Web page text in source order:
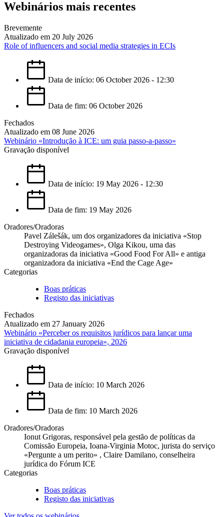
Webinários mais recentes
Brevemente
Atualizado em 20 July 2026
Role of influencers and social media strategies in ECIs
Data de início: 06 October 2026 - 12:30
Data de fim: 06 October 2026
Fechados
Atualizado em 08 June 2026
Webinário «Introdução à ICE: um guia passo-a-passo»
Gravação disponível
Data de início: 19 May 2026 - 12:30
Data de fim: 19 May 2026
Oradores/Oradoras
Pavel Zálešák, um dos organizadores da iniciativa «Stop
Destroying Videogames», Olga Kikou, uma das
organizadoras da iniciativa «Good Food For All» e antiga
organizadora da iniciativa «End the Cage Age»
Categorias
Boas práticas
Registo das iniciativas
Fechados
Atualizado em 27 January 2026
Webinário «Perceber os requisitos jurídicos para lançar uma
iniciativa de cidadania europeia», 2026
Gravação disponível
Data de início: 10 March 2026
Data de fim: 10 March 2026
Oradores/Oradoras
Ionut Grigoras, responsável pela gestão de políticas da
Comissão Europeia, Ioana-Virginia Motoc, jurista do serviço
«Pergunte a um perito» , Claire Damilano, conselheira
jurídica do Fórum ICE
Categorias
Boas práticas
Registo das iniciativas